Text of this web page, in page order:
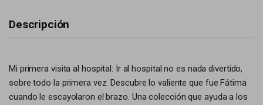
Descripción
Mi primera visita al hospital: Ir al hospital no es nada divertido,
sobre todo la primera vez. Descubre lo valiente que fue Fátima
cuando le escayolaron el brazo. Una colección que ayuda a los